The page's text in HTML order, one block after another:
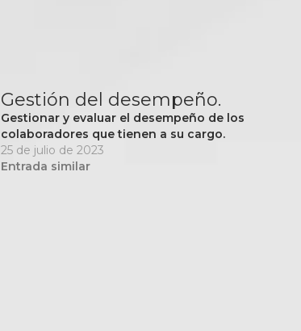
Gestión del desempeño.
Gestionar y evaluar el desempeño de los
colaboradores que tienen a su cargo.
25 de julio de 2023
Entrada similar